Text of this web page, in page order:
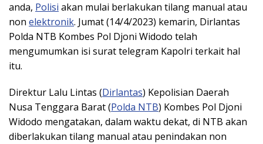
anda, Polisi akan mulai berlakukan tilang manual atau
non elektronik. Jumat (14/4/2023) kemarin, Dirlantas
Polda NTB Kombes Pol Djoni Widodo telah
mengumumkan isi surat telegram Kapolri terkait hal
itu.
Direktur Lalu Lintas (Dirlantas) Kepolisian Daerah
Nusa Tenggara Barat (Polda NTB) Kombes Pol Djoni
Widodo mengatakan, dalam waktu dekat, di NTB akan
diberlakukan tilang manual atau penindakan non